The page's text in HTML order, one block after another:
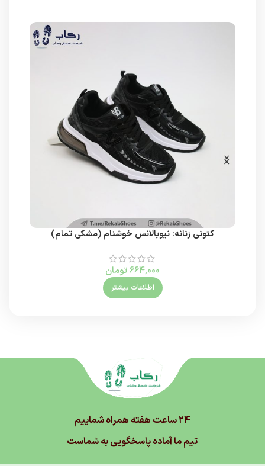
کتونی زنانه: نیوبالانس خوشنام (مشکی تمام)
664,000تومان
اطلاعات بیشتر
۲۴ ساعت هفته همراه شماییم
تیم ما آماده پاسخگویی به شماست